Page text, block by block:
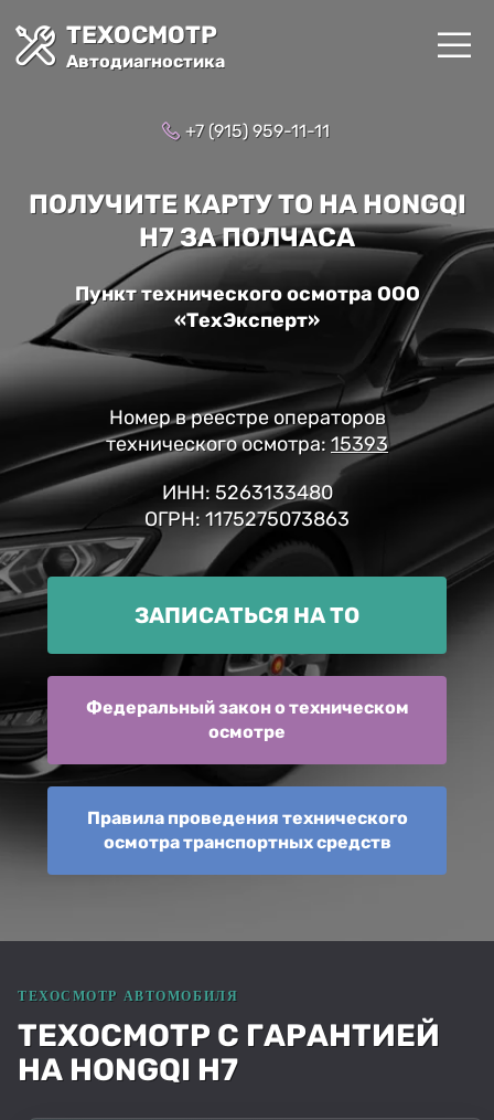
ТЕХОСМОТР
Автодиагностика
+7 (915) 959-11-11
ПОЛУЧИТЕ КАРТУ ТО НА HONGQI
H7 ЗА ПОЛЧАСА
Пункт технического осмотра ООО
«ТехЭксперт»
Номер в реестре операторов
технического осмотра: 15393
ИНН: 5263133480
ОГРН: 1175275073863
ЗАПИСАТЬСЯ НА ТО
Федеральный закон о техническом
осмотре
Правила проведения технического
осмотра транспортных средств
ТЕХОСМОТР С ГАРАНТИЕЙ
НА HONGQI H7